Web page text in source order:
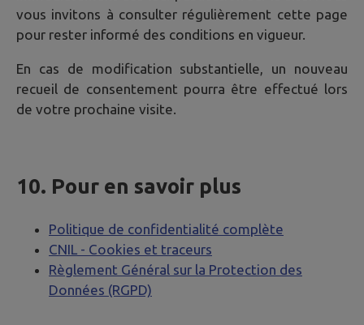
vous invitons à consulter régulièrement cette page
pour rester informé des conditions en vigueur.
En cas de modification substantielle, un nouveau
recueil de consentement pourra être effectué lors
de votre prochaine visite.
10. Pour en savoir plus
Politique de confidentialité complète
CNIL - Cookies et traceurs
Règlement Général sur la Protection des
Données (RGPD)